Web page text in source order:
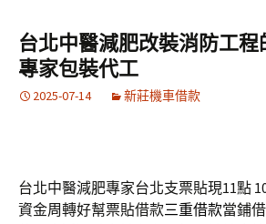
容
區
台北中醫減肥改裝消防工
專家包裝代工
2025-07-14 新莊機車借款
台北中醫減肥專家台北支票貼現11點
資金周轉好幫票貼借款三重借款當鋪